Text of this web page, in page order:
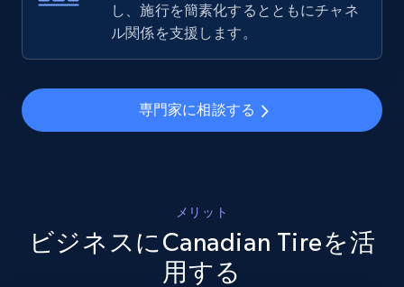
し、施行を簡素化するとともにチャネ
ル関係を支援します。
専門家に相談する
メリット
ビジネスにCanadian Tireを活
用する